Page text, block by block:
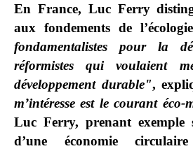
En France, Luc Ferry
aux fondements de
fondamentalistes pour la
réformistes qui voulaient
développement durable",
m’intéresse est le courant éco-
Luc Ferry, prenant exemple
d’une économie